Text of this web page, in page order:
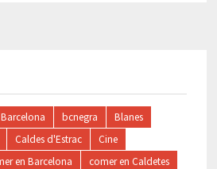
Barcelona bcnegra
Blanes
Caldes d'Estrac
Cine
en Barcelona
comer en Caldetes